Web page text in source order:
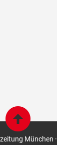
München ·